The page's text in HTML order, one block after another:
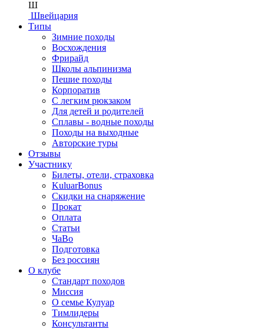
Ш
Швейцария
Типы
Зимние походы
Восхождения
Фрирайд
Школы альпинизма
Пешие походы
Корпоратив
С легким рюкзаком
Для детей и родителей
Сплавы - водные походы
Походы на выходные
Авторские туры
Отзывы
Участнику
Билеты, отели, страховка
KuluarBonus
Скидки на снаряжение
Прокат
Оплата
Статьи
ЧаВо
Подготовка
Без россиян
О клубе
Стандарт походов
Миссия
О семье Кулуар
Тимлидеры
Консультанты